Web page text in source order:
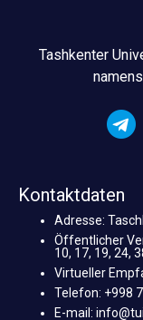
Tashkenter
Kontaktdaten
Adresse:
Öffentlicher
10, 17, 19, 24,
Virtueller
Telefon: +998
E-mail: